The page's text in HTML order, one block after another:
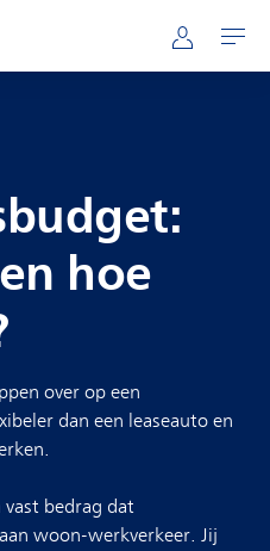
Mijn NS
Openen
hoe
over op een
dan een leaseauto en
bedrag dat
woon-werkverkeer. Jij